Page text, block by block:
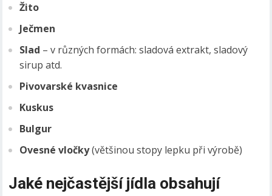
Žito
Ječmen
Slad – v různých formách: sladová extrakt, sladový
sirup atd.
Pivovarské kvasnice
Kuskus
Bulgur
Ovesné vločky(většinou stopy lepku při výrobě)
Jaké nejčastější jídla obsahují